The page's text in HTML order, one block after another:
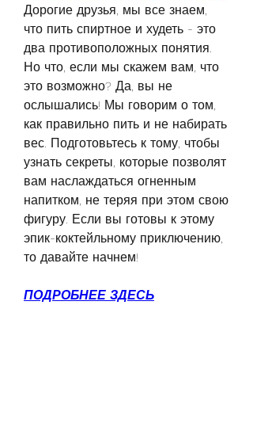
Дорогие друзья, мы все знаем,
что пить спиртное и худеть - это
два противоположных понятия.
Но что, если мы скажем вам, что
это возможно? Да, вы не
ослышались! Мы говорим о том,
как правильно пить и не набирать
вес. Подготовьтесь к тому, чтобы
узнать секреты, которые позволят
вам наслаждаться огненным
напитком, не теряя при этом свою
фигуру. Если вы готовы к этому
эпик-коктейльному приключению,
то давайте начнем!
ПОДРОБНЕЕ ЗДЕСЬ